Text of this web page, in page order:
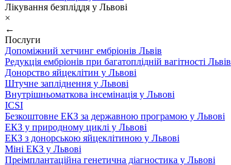
Лікування безпліддя у Львові
×
←
Послуги
Допоміжний хетчинг ембріонів Львів
Редукція ембріонів при багатоплідній вагітності Львів
Донорство яйцеклітин у Львові
Штучне запліднення у Львові
Внутрішньоматкова інсемінація у Львові
ICSI
Безкоштовне ЕКЗ за державною програмою у Львові
ЕКЗ у природному циклі у Львові
ЕКЗ з донорською яйцеклітиною у Львові
Міні ЕКЗ у Львові
Преімплантаційна генетична діагностика у Львові